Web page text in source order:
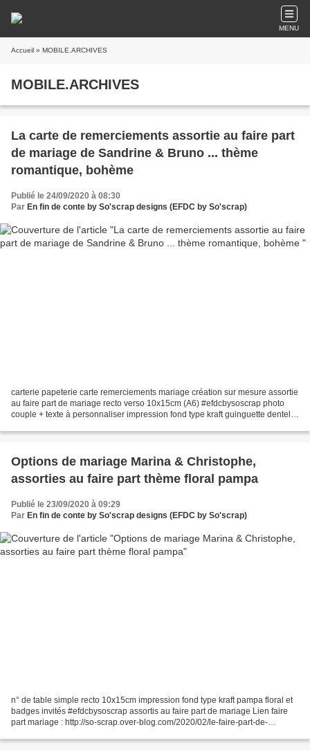
MENU
Accueil » MOBILE.ARCHIVES
MOBILE.ARCHIVES
La carte de remerciements assortie au faire part
de mariage de Sandrine & Bruno ... thème
romantique, bohème
Publié le 24/09/2020 à 08:30
Par En fin de conte by So'scrap designs (EFDC by So'scrap)
carterie papeterie carte remerciements mariage création sur mesure assortie
au faire part de mariage recto verso 10x15cm (A6) #efdcbysoscrap photo
couple + texte à personnaliser impression fond type kraft guinguette dentelle
Options de mariage Marina & Christophe,
assorties au faire part thème floral pampa
Publié le 23/09/2020 à 09:29
Par En fin de conte by So'scrap designs (EFDC by So'scrap)
n° de table simple recto 10x15cm impression fond type kraft pampa floral et
badges invités #efdcbysoscrap assortis au faire part de mariage Lien faire
part mariage : http://so-scrap.over-blog.com/2020/02/le-faire-part-de-